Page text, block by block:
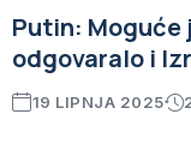
Putin: Moguće
odgovaralo i
19 LIPNJA 2025